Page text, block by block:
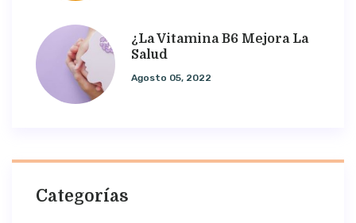
¿La Vitamina B6 Mejora La
Salud
Agosto 05, 2022
Categorías